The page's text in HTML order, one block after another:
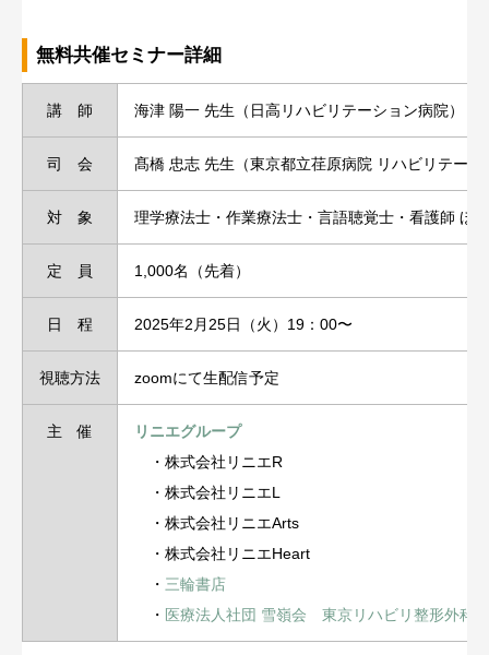
無料共催セミナー詳細
講 師 海津 陽一 先生（日高リハビリテーション病院）
司 会 髙橋 忠志 先生（東京都立荏原病院 リハビリテーシ
対 象 理学療法士・作業療法士・言語聴覚士・看護師 ほか
定 員 1,000名（先着）
日 程 2025年2月25日（火）19：00〜
視聴方法 zoomにて生配信予定
主 催
リニエグループ
・株式会社リニエR
・株式会社リニエL
・株式会社リニエArts
・株式会社リニエHeart
・ 三輪書店
・ 医療法人社団 雪嶺会 東京リハビリ整形外科